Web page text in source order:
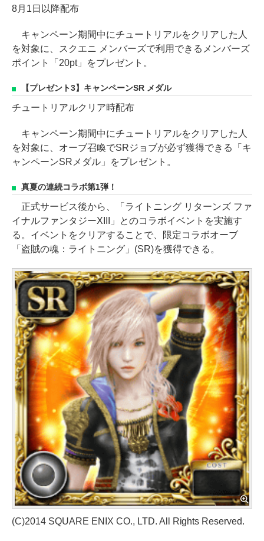
8月1日以降配布
キャンペーン期間中にチュートリアルをクリアした人
を対象に、スクエニ メンバーズで利用できるメンバーズ
ポイント「20pt」をプレゼント。
【プレゼント3】キャンペーンSR メダル
チュートリアルクリア時配布
キャンペーン期間中にチュートリアルをクリアした人
を対象に、オーブ召喚でSRジョブが必ず獲得できる「キ
ャンペーンSRメダル」をプレゼント。
真夏の連続コラボ第1弾！
正式サービス後から、「ライトニング リターンズ ファ
イナルファンタジーXIII」とのコラボイベントを実施す
る。イベントをクリアすることで、限定コラボオーブ
「盗賊の魂：ライトニング」(SR)を獲得できる。
(C)2014 SQUARE ENIX CO., LTD. All Rights Reserved.